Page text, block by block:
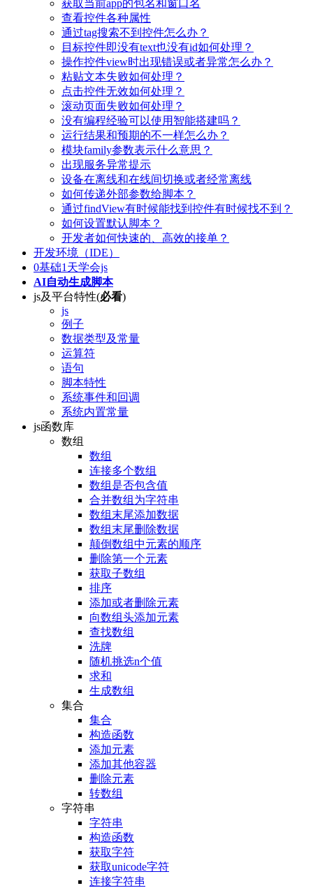
获取当前app的包名和窗口名
查看控件各种属性
通过tag搜索不到控件怎么办？
目标控件即没有text也没有id如何处理？
操作控件view时出现错误或者异常怎么办？
粘贴文本失败如何处理？
点击控件无效如何处理？
滚动页面失败如何处理？
没有编程经验可以使用智能搭建吗？
运行结果和预期的不一样怎么办？
模块family参数表示什么意思？
出现服务异常提示
设备在离线和在线间切换或者经常离线
如何传递外部参数给脚本？
通过findView有时候能找到控件有时候找不到？
如何设置默认脚本？
开发者如何快速的、高效的接单？
开发环境（IDE）
0基础1天学会js
AI自动生成脚本
js及平台特性(必看)
js
例子
数据类型及常量
运算符
语句
脚本特性
系统事件和回调
系统内置常量
js函数库
数组
数组
连接多个数组
数组是否包含值
合并数组为字符串
数组末尾添加数据
数组末尾删除数据
颠倒数组中元素的顺序
删除第一个元素
获取子数组
排序
添加或者删除元素
向数组头添加元素
查找数组
洗牌
随机挑选n个值
求和
生成数组
集合
集合
构造函数
添加元素
添加其他容器
删除元素
转数组
字符串
字符串
构造函数
获取字符
获取unicode字符
连接字符串